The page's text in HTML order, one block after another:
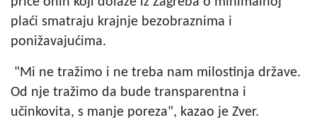
plaći smatraju krajnje bezobraznima i
ponižavajućima.
"Mi ne tražimo i ne treba nam milostinja države.
Od nje tražimo da bude transparentna i
učinkovita, s manje poreza", kazao je Zver.